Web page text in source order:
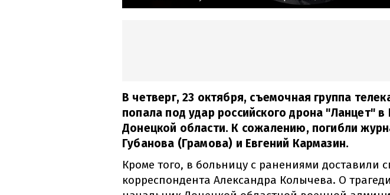
В четверг, 23 октября, съемочная группа
попала под удар российского дрона "Ланцет" в
Донецкой области. К сожалению, погибли
Губанова (Грамова) и Евгений Кармазин.
Кроме того, в больницу с ранениями доставили
корреспондента Александра Колычева. О